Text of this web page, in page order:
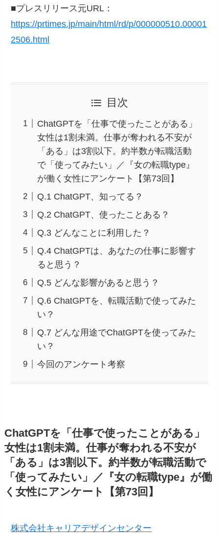
■プレスリリース元URL：
https://prtimes.jp/main/html/rd/p/000000510.00001
2506.html
目次
ChatGPTを「仕事で使ったことがある」
女性は1割未満。仕事が奪われる不安が
「ある」は3割以下。約半数が転職活動
で「使ってみたい」／『女の転職type』
が働く女性にアンケート【第73回】
Q.1 ChatGPT、知ってる？
Q.2 ChatGPT、使ったことある？
Q.3 どんなことに利用した？
Q.4 ChatGPTは、あなたの仕事に影響す
ると思う？
Q.5 どんな影響があると思う？
Q.6 ChatGPTを、転職活動で使ってみた
い？
Q.7 どんな用途でChatGPTを使ってみた
い？
今回のアンケート考察
ChatGPTを「仕事で使ったことがある」
女性は1割未満。仕事が奪われる不安が
「ある」は3割以下。約半数が転職活動で
「使ってみたい」／『女の転職type』が働
く女性にアンケート【第73回】
株式会社キャリアデザインセンター